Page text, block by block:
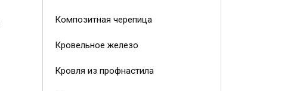
Композитная черепица
Кровельное железо
Кровля из профнастила